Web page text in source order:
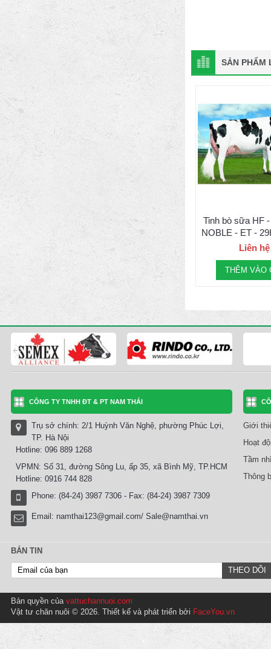
SẢN PHẨM
Tinh bò sữa HF
NOBLE - ET -
Liên hệ
THÊM VÀO
CÔNG TY TNHH ĐT & PT NAM THÁI
Trụ sở chính: 2/1 Huỳnh Văn Nghệ, phường Phúc Lợi,
TP. Hà Nội
Hotline: 096 889 1268
VPMN: Số 31, đường Sông Lu, ấp 35, xã Bình Mỹ, TP.HCM
Hotline: 0916 744 828
Phone: (84-24) 3987 7306 - Fax: (84-24) 3987 7309
Email: namthai123@gmail.com/ Sale@namthai.vn
Giới
Hoạt
Tầm
Thông
BẢN TIN
Bản quyền của vattuchannuoi.com
Vật tư chăn nuôi © 2026. Thiết kế và phát triển bởi FaceYou.vn